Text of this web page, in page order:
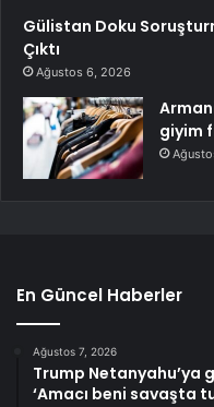
Gülistan Doku
Çıktı
Ağustos 6, 2026
giyim
En Güncel Haberler
Ağustos 7, 2026
Trump Netanyahu’ya
‘Amacı beni savaşta